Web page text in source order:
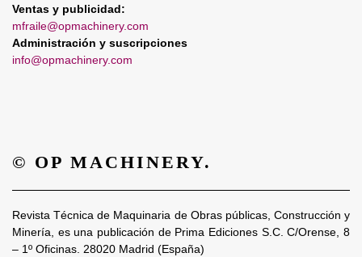
Ventas y publicidad:
mfraile@opmachinery.com
Administración y suscripciones
info@opmachinery.com
© OP MACHINERY.
Revista Técnica de Maquinaria de Obras públicas, Construcción y
Minería, es una publicación de Prima Ediciones S.C. C/Orense, 8
– 1º Oficinas. 28020 Madrid (España)